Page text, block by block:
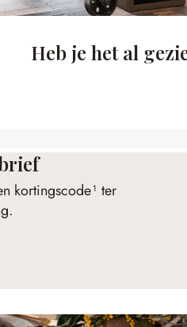
Heb je het al
kortingscode¹ ter